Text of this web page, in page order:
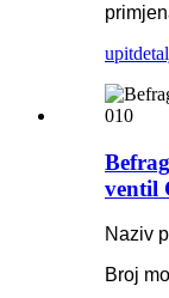
upit
ventil
Naziv
Broj